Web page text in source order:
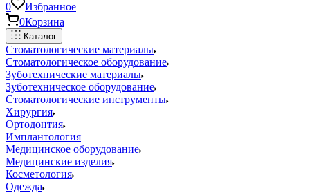
0
Избранное
0Корзина
Каталог
Стоматологические материалы
Стоматологическое оборудование
Зуботехнические материалы
Зуботехническое оборудование
Стоматологические инструменты
Хирургия
Ортодонтия
Имплантология
Медицинское оборудование
Медицинские изделия
Косметология
Одежда